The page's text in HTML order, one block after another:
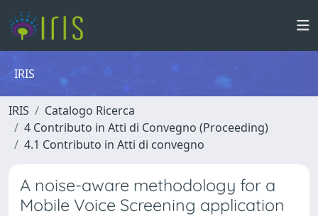
IRIS
IRIS
Catalogo Ricerca
4 Contributo in Atti di Convegno (Proceeding)
4.1 Contributo in Atti di convegno
A noise-aware methodology for a
Mobile Voice Screening application